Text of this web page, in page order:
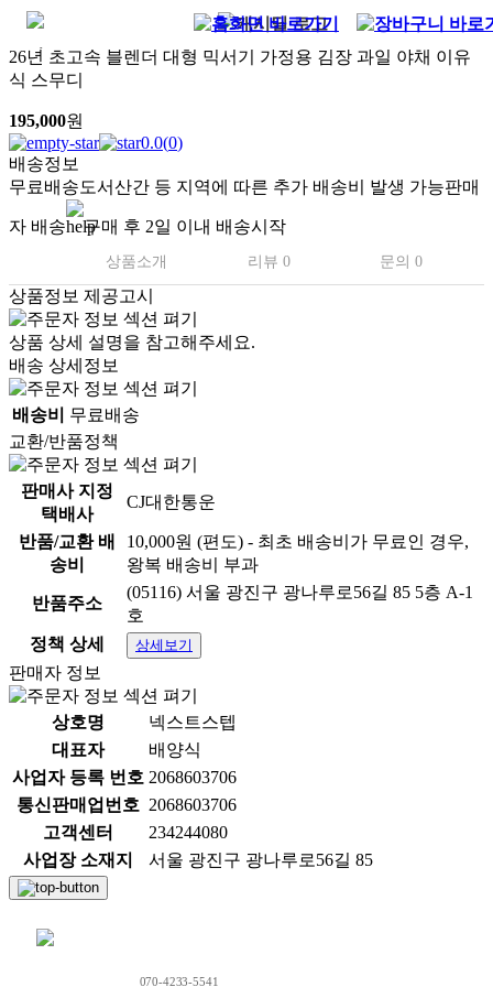
26년 초고속 블렌더 대형 믹서기 가정용 김장 과일 야채 이유
식 스무디
195,000원
0.0(0)
배송정보
무료배송도서산간 등 지역에 따른 추가 배송비 발생 가능판매
자 배송 구매 후 2일 이내 배송시작
상품소개 리뷰 0 문의 0
상품정보 제공고시
상품 상세 설명을 참고해주세요.
배송 상세정보
배송비
무료배송
교환/반품정책
판매사 지정
택배사
CJ대한통운
반품/교환 배
송비
10,000원 (편도) - 최초 배송비가 무료인 경우,
왕복 배송비 부과
반품주소
(05116) 서울 광진구 광나루로56길 85 5층 A-1
호
정책 상세
상세보기
판매자 정보
상호명
넥스트스텝
대표자
배양식
사업자 등록 번호 2068603706
통신판매업번호 2068603706
고객센터
234244080
사업장 소재지
서울 광진구 광나루로56길 85
070-4233-5541